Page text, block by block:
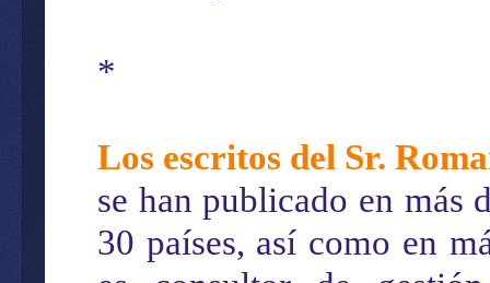
*
Los escritos del Sr.
se han publicado en más
30 países, así como en